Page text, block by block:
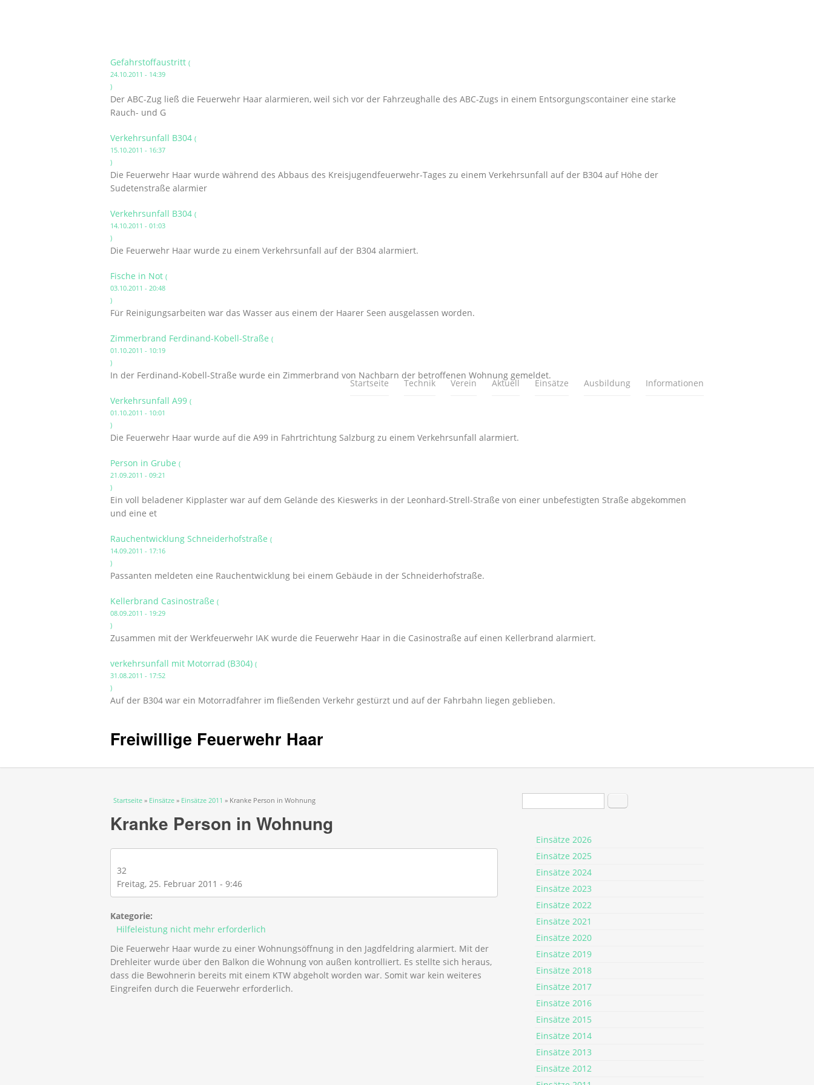
Startseite Technik Verein Aktuell Einsätze Ausbildung Informationen
Gefahrstoffaustritt (
24.10.2011 - 14:39
)
Der ABC-Zug ließ die Feuerwehr Haar alarmieren, weil sich vor der Fahrzeughalle des ABC-Zugs in einem Entsorgungscontainer eine starke
Rauch- und G
Verkehrsunfall B304 (
15.10.2011 - 16:37
)
Die Feuerwehr Haar wurde während des Abbaus des Kreisjugendfeuerwehr-Tages zu einem Verkehrsunfall auf der B304 auf Höhe der
Sudetenstraße alarmier
Verkehrsunfall B304 (
14.10.2011 - 01:03
)
Die Feuerwehr Haar wurde zu einem Verkehrsunfall auf der B304 alarmiert.
Fische in Not (
03.10.2011 - 20:48
)
Für Reinigungsarbeiten war das Wasser aus einem der Haarer Seen ausgelassen worden.
Zimmerbrand Ferdinand-Kobell-Straße (
01.10.2011 - 10:19
)
In der Ferdinand-Kobell-Straße wurde ein Zimmerbrand von Nachbarn der betroffenen Wohnung gemeldet.
Verkehrsunfall A99 (
01.10.2011 - 10:01
)
Die Feuerwehr Haar wurde auf die A99 in Fahrtrichtung Salzburg zu einem Verkehrsunfall alarmiert.
Person in Grube (
21.09.2011 - 09:21
)
Ein voll beladener Kipplaster war auf dem Gelände des Kieswerks in der Leonhard-Strell-Straße von einer unbefestigten Straße abgekommen
und eine et
Rauchentwicklung Schneiderhofstraße (
14.09.2011 - 17:16
)
Passanten meldeten eine Rauchentwicklung bei einem Gebäude in der Schneiderhofstraße.
Kellerbrand Casinostraße (
08.09.2011 - 19:29
)
Zusammen mit der Werkfeuerwehr IAK wurde die Feuerwehr Haar in die Casinostraße auf einen Kellerbrand alarmiert.
verkehrsunfall mit Motorrad (B304) (
31.08.2011 - 17:52
)
Auf der B304 war ein Motorradfahrer im fließenden Verkehr gestürzt und auf der Fahrbahn liegen geblieben.
Freiwillige Feuerwehr Haar
Sie sind hier
Startseite » Einsätze » Einsätze 2011 » Kranke Person in Wohnung
Kranke Person in Wohnung
32
Freitag, 25. Februar 2011 - 9:46
Kategorie:
Hilfeleistung nicht mehr erforderlich
Die Feuerwehr Haar wurde zu einer Wohnungsöffnung in den Jagdfeldring alarmiert. Mit der
Drehleiter wurde über den Balkon die Wohnung von außen kontrolliert. Es stellte sich heraus,
dass die Bewohnerin bereits mit einem KTW abgeholt worden war. Somit war kein weiteres
Eingreifen durch die Feuerwehr erforderlich.
Suchformular Suche
Einsätze 2026
Einsätze 2025
Einsätze 2024
Einsätze 2023
Einsätze 2022
Einsätze 2021
Einsätze 2020
Einsätze 2019
Einsätze 2018
Einsätze 2017
Einsätze 2016
Einsätze 2015
Einsätze 2014
Einsätze 2013
Einsätze 2012